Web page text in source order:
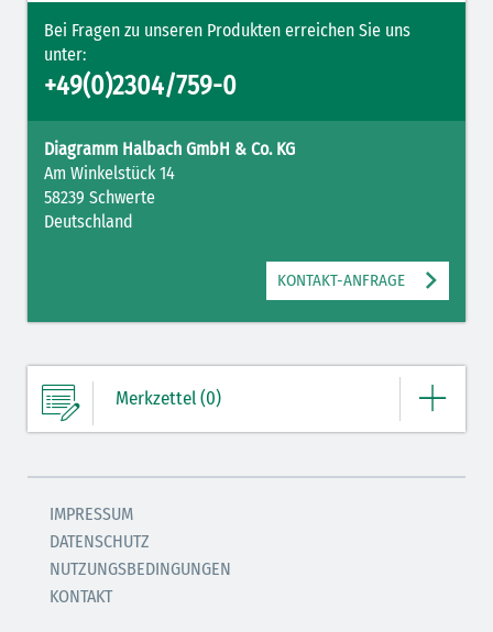
Bei Fragen zu unseren Produkten erreichen Sie uns
unter:
+49(0)2304/759-0
Diagramm Halbach GmbH & Co. KG
Am Winkelstück 14
58239 Schwerte
Deutschland
KONTAKT-ANFRAGE
Merkzettel (0)
IMPRESSUM
DATENSCHUTZ
NUTZUNGSBEDINGUNGEN
KONTAKT